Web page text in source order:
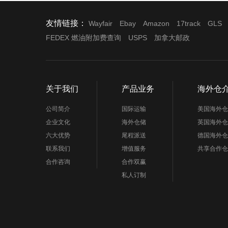
友情链接： Wayfair Ebay Amazon 17track
GLS
FEDEX 燃油附加费查询
USPS 加拿大邮政
关于我们
公司简介
企业文化
六大优势
联系我们
合作咨询
产品业务
国际运输
海外仓储
尾程派送
增值服务
合作双赢
私人订制
海外仓
美国海外仓
英国海外仓
德国海外仓
共享合作仓